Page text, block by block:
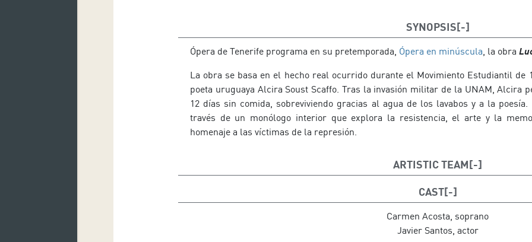
SYNOPSIS
Ópera de Tenerife programa en su pretemporada, Ópera en minúscula, la obra
La obra se basa en el hecho real ocurrido durante el Movimiento Estudiantil de
poeta uruguaya Alcira Soust Scaffo. Tras la invasión militar de la UNAM, Alcira
12 días sin comida, sobreviviendo gracias al agua de los lavabos y a la
través de un monólogo interior que explora la resistencia, el arte y la
homenaje a las víctimas de la represión.
ARTISTIC TEAM
Libreto: Silvia Peláez
Director musical: Ludwig Carrasco
Dirección de escena: César Martín
CAST
Carmen Acosta, soprano
Javier Santos, actor